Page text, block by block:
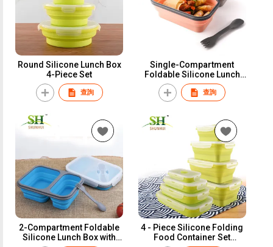
Round Silicone Lunch Box
4-Piece Set
查詢
Single-Compartment
Foldable Silicone Lunch
Box with Cutlery
查詢
2-Compartment Foldable
Silicone Lunch Box with
4 - Piece Silicone Folding
Food Container Set